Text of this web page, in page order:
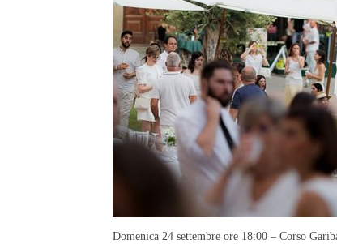
Domenica 24 settembre ore 18:00 – Corso